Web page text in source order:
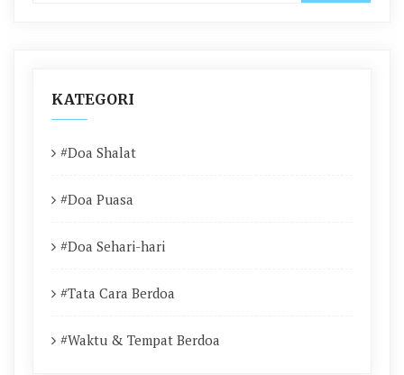
KATEGORI
#Doa Shalat
#Doa Puasa
#Doa Sehari-hari
#Tata Cara Berdoa
#Waktu & Tempat Berdoa